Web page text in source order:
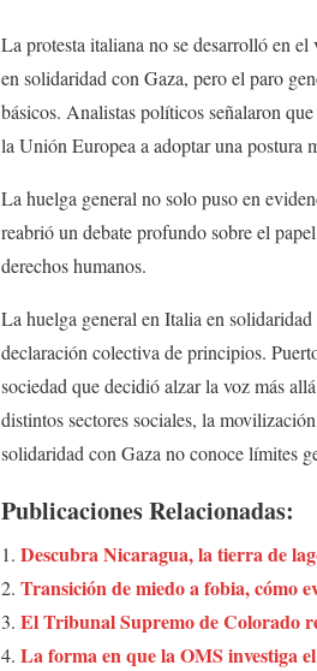
La protesta italiana no se desarrolló en
en solidaridad con Gaza, pero el paro
básicos. Analistas políticos señalaron
la Unión Europea a adoptar una postura
La huelga general no solo puso en
reabrió un debate profundo sobre el
derechos humanos.
La huelga general en Italia en
declaración colectiva de principios.
sociedad que decidió alzar la voz más
distintos sectores sociales, la
solidaridad con Gaza no conoce límites
Publicaciones Relacionadas:
Descubra Nicaragua, la tierra de
Transición de miedo a fobia, cómo
El Tribunal Supremo de Colorado
La forma en que la OMS investiga